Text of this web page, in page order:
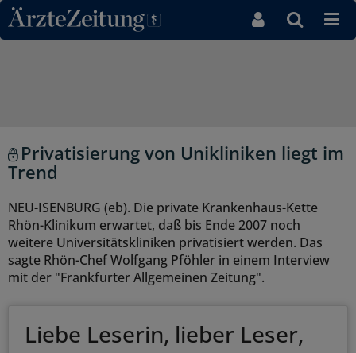
Direkt zum Inhaltsbereich
Privatisierung von Unikliniken liegt im
Trend
NEU-ISENBURG (eb). Die private Krankenhaus-Kette
Rhön-Klinikum erwartet, daß bis Ende 2007 noch
weitere Universitätskliniken privatisiert werden. Das
sagte Rhön-Chef Wolfgang Pföhler in einem Interview
mit der "Frankfurter Allgemeinen Zeitung".
Liebe Leserin, lieber Leser,